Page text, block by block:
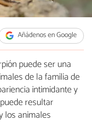
Añádenos en Google
puede ser una
de la familia de
intimidante y
resultar
los animales